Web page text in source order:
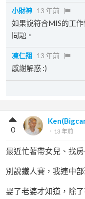
小財神 13 年前
如果說符合MIS的工
問題。
凍仁翔 13 年前
感謝解惑 :)
． 13 年前
0
最近忙著帶女兒、找
別說鐵人賽，我連中
娶了老婆才知道，除